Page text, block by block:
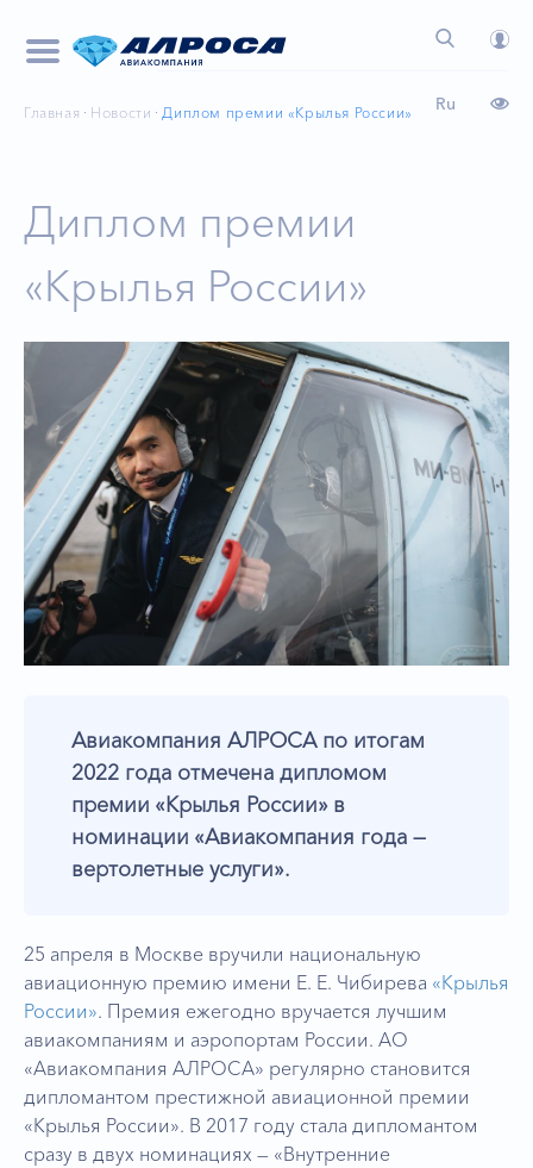
Ru
Главная Новости Диплом премии «Крылья России»
Диплом премии
«Крылья России»
Авиакомпания АЛРОСА по итогам
2022 года отмечена дипломом
премии «Крылья России» в
номинации «Авиакомпания года —
вертолетные услуги».
25 апреля в Москве вручили национальную
авиационную премию имени Е. Е. Чибирева «Крылья
России». Премия ежегодно вручается лучшим
авиакомпаниям и аэропортам России. АО
«Авиакомпания АЛРОСА» регулярно становится
дипломантом престижной авиационной премии
«Крылья России». В 2017 году стала дипломантом
сразу в двух номинациях — «Внутренние